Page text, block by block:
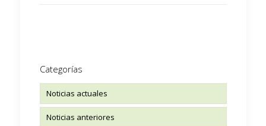
Categorías
Noticias actuales
Noticias anteriores